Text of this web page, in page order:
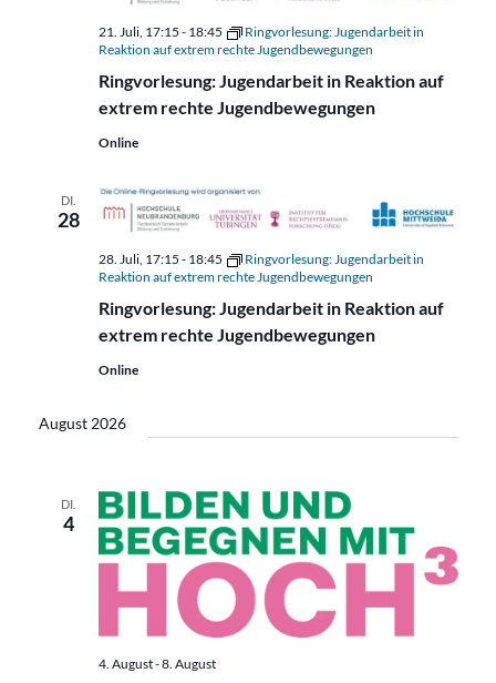
Ringvorlesung: Jugendarbeit in Reaktion auf
extrem rechte Jugendbewegungen
21. Juli, 17:15 - 18:45
Ringvorlesung: Jugendarbeit in
Reaktion auf extrem rechte Jugendbewegungen
Online
DI.
28
Ringvorlesung: Jugendarbeit in Reaktion auf
extrem rechte Jugendbewegungen
28. Juli, 17:15 - 18:45
Ringvorlesung: Jugendarbeit in
Reaktion auf extrem rechte Jugendbewegungen
Online
August 2026
DI.
4
4. August-8. August